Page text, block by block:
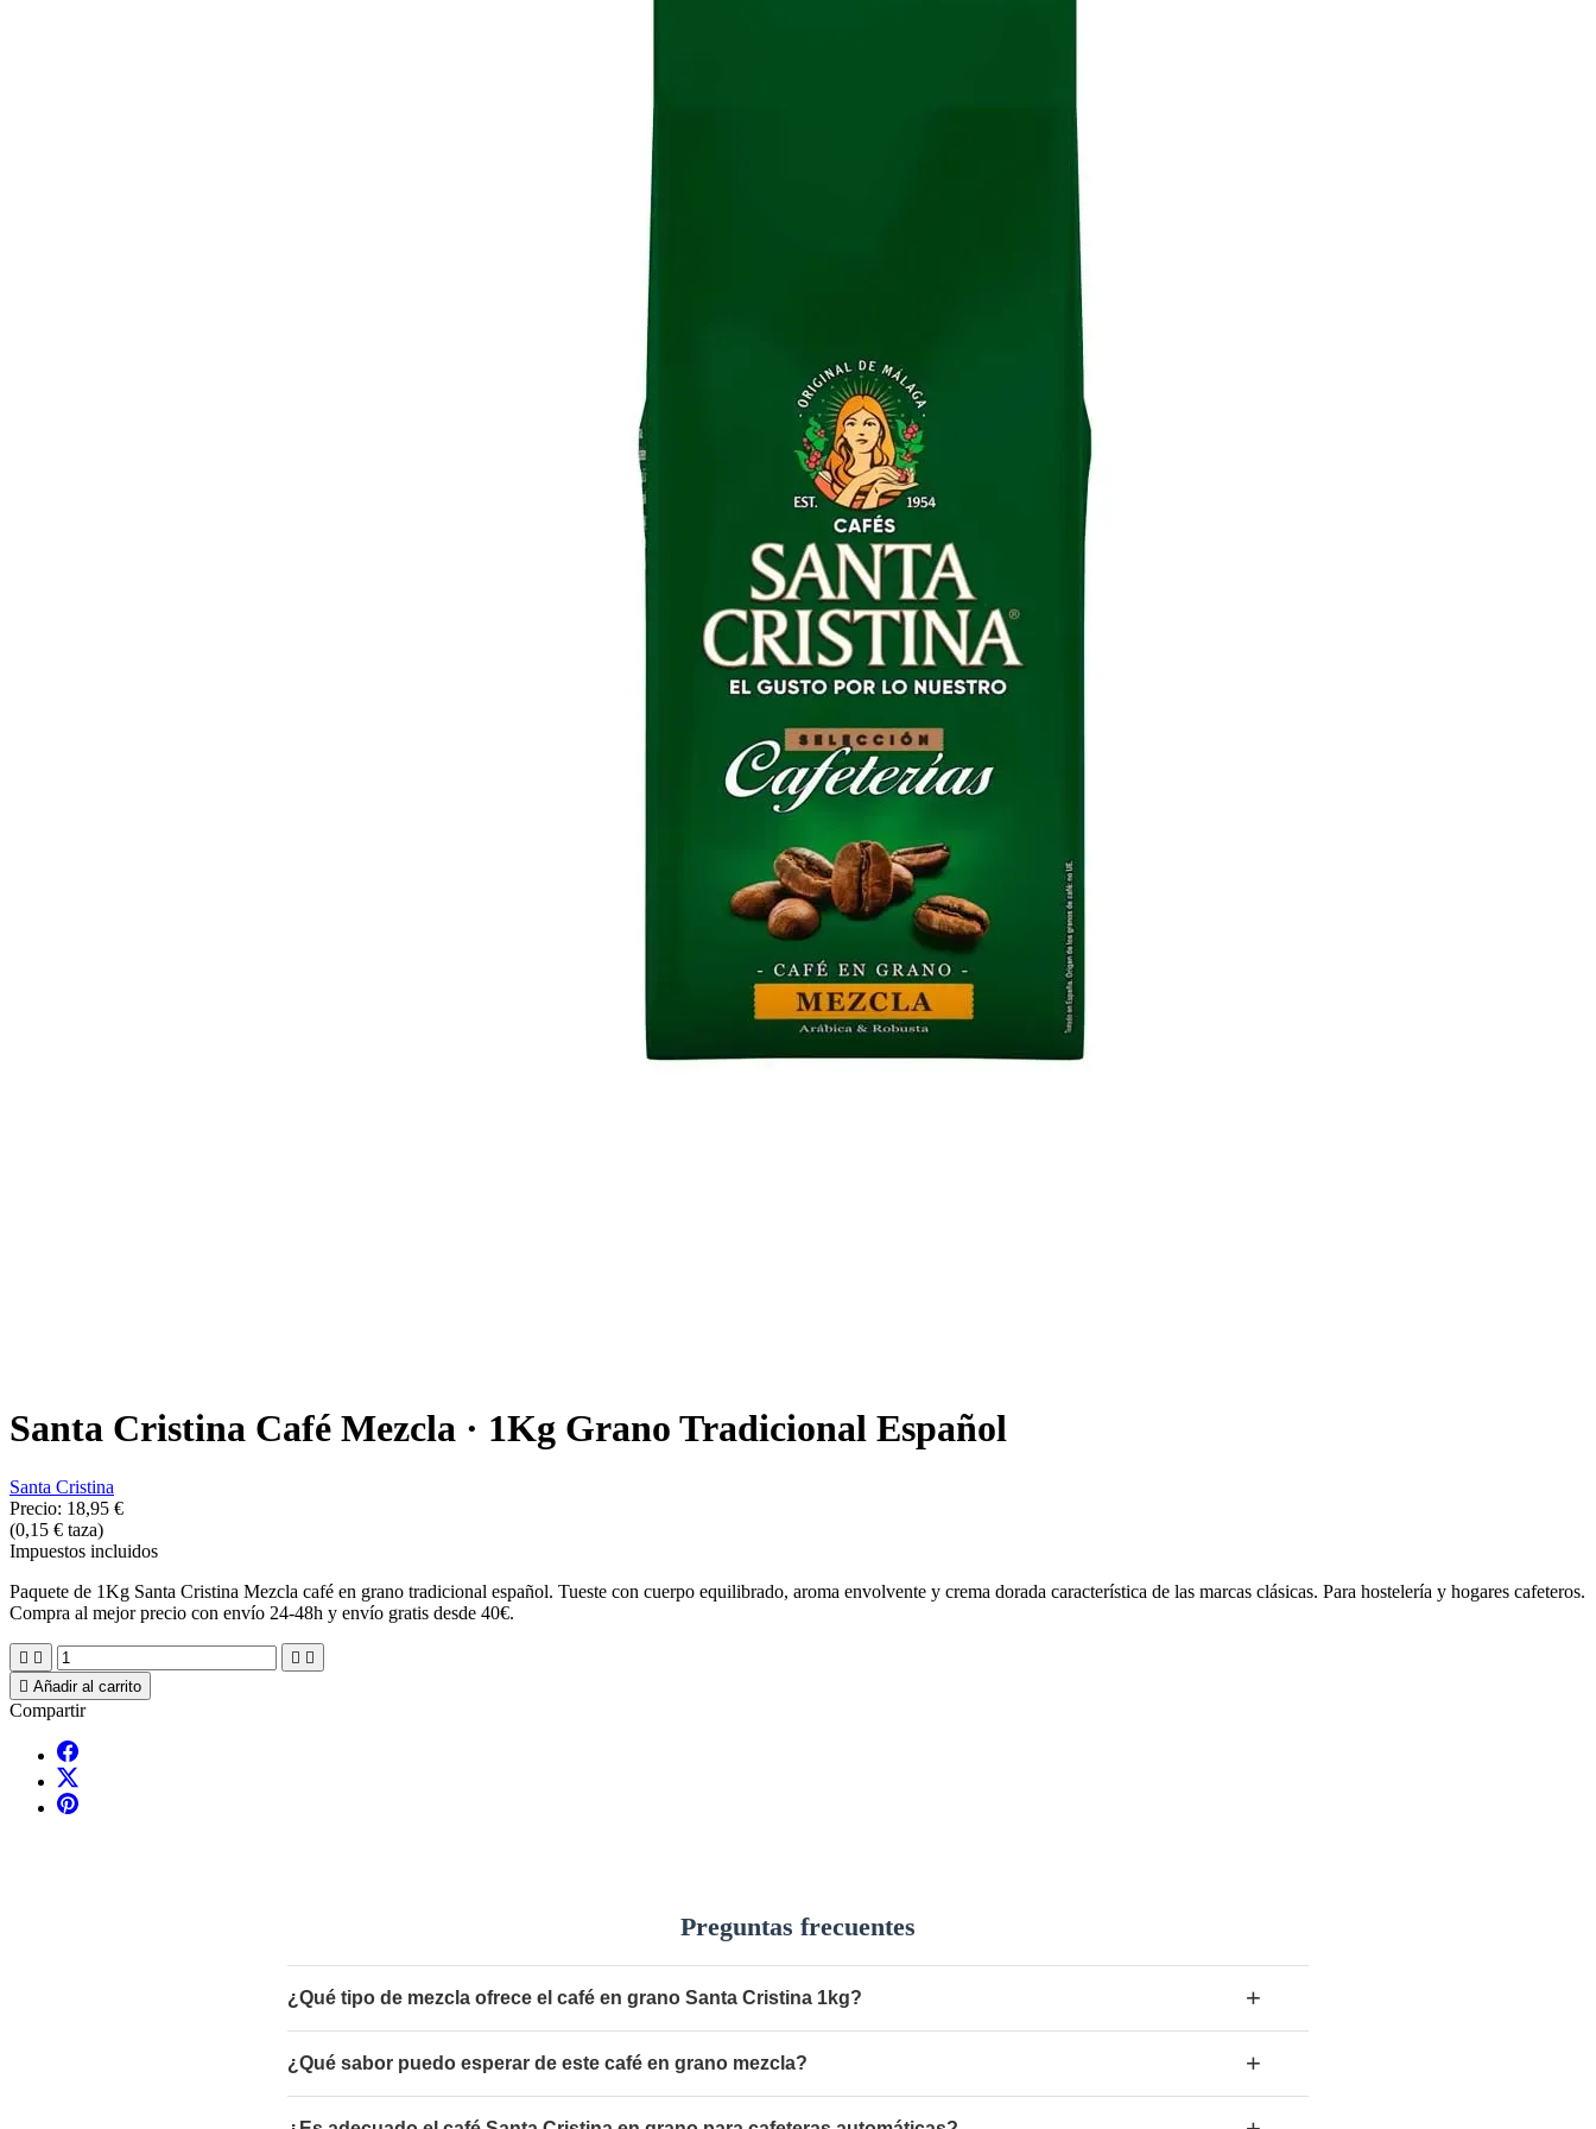
Santa Cristina Café Mezcla · 1Kg Grano Tradicional Español
Santa Cristina
Precio: 18,95 €
(0,15 € taza)
Impuestos incluidos
Paquete de 1Kg Santa Cristina Mezcla café en grano tradicional español. Tueste con cuerpo equilibrado, aroma envolvente y crema dorada característica de las marcas clásicas. Para hostelería y hogares cafeteros.
Compra al mejor precio con envío 24-48h y envío gratis desde 40€.
   
 Añadir al carrito
Compartir
Preguntas frecuentes
¿Qué tipo de mezcla ofrece el café en grano Santa Cristina 1kg? +
¿Qué sabor puedo esperar de este café en grano mezcla? +